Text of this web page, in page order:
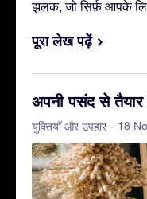
झलक, जो सिर्फ़ आपके
पूरा लेख पढ़ें
अपनी पसंद से
युक्तियाँ और उपहार - 18